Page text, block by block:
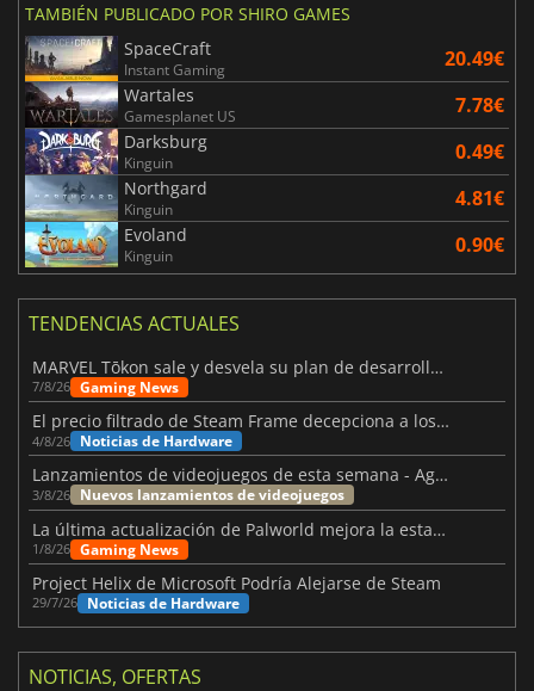
TAMBIÉN PUBLICADO POR SHIRO GAMES
SpaceCraft
Instant Gaming 20.49€
Wartales
Gamesplanet US 7.78€
Darksburg
Kinguin 0.49€
Northgard
Kinguin 4.81€
Evoland
Kinguin 0.90€
TENDENCIAS ACTUALES
MARVEL Tōkon sale y desvela su plan de desarrollo para el primer año
7/8/26 Gaming News
El precio filtrado de Steam Frame decepciona a los usuarios
4/8/26 Noticias de Hardware
Lanzamientos de videojuegos de esta semana - Agosto de 2026 (semana 32)
3/8/26 Nuevos lanzamientos de videojuegos
La última actualización de Palworld mejora la estabilidad
1/8/26 Gaming News
Project Helix de Microsoft Podría Alejarse de Steam
29/7/26 Noticias de Hardware
NOTICIAS, OFERTAS